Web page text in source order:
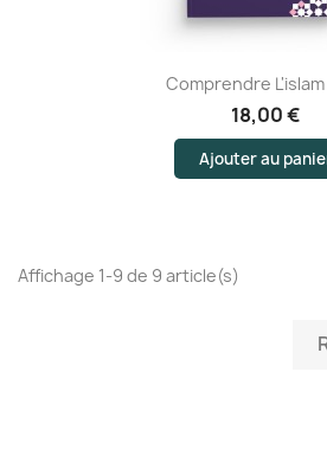
Comprendre L'islam
18,00 €
Ajouter au
Affichage 1-9 de 9 article(s)